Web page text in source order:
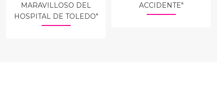
MARAVILLOSO DEL
HOSPITAL DE TOLEDO"
ACCIDENTE"